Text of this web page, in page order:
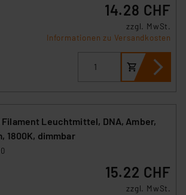
14.28 CHF
zzgl. MwSt.
Informationen zu Versandkosten
Filament Leuchtmittel, DNA, Amber,
1800K, dimmbar
15.22 CHF
zzgl. MwSt.